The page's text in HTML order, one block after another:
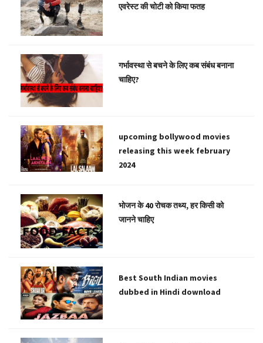
एवरेस्ट की चोटी को किया फतह
गर्भावस्था से बचने के लिए कब संबंध बनाना
चाहिए?
upcoming bollywood movies
releasing this week february
2024
भोजन के 40 रोचक तथ्य, हर किसी को
जानने चाहिए
Best South Indian movies
dubbed in Hindi download